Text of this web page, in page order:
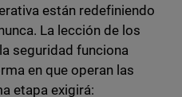
están redefiniendo
La lección de los
seguridad funciona
en que operan las
etapa exigirá: